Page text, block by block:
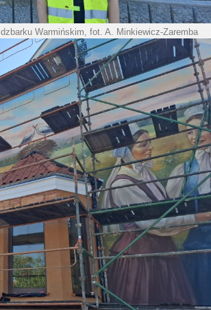
Warmińskim, fot. A. Minkiewicz-Zaremba